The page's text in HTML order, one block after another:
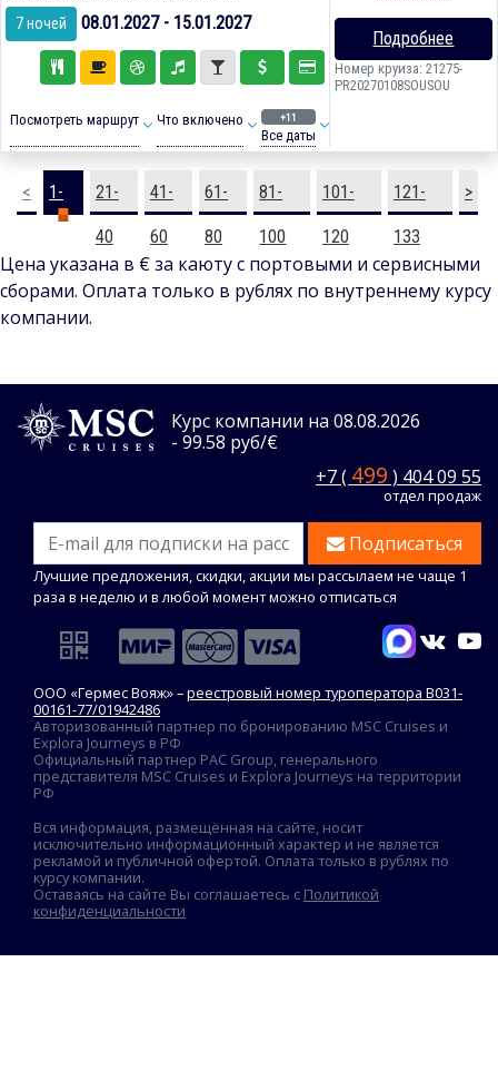
7 ночей 08.01.2027 - 15.01.2027
Посмотреть маршрут Что включено +11
Все даты
Подробнее
Номер круиза: 21275-
PR20270108SOUSOU
< 1- 21-
40
41-
60
61-
80
81-
100
101-
120
121-
133
>
Цена указана в € за каюту с портовыми и сервисными
сборами. Оплата только в рублях по внутреннему курсу
компании.
Курс компании на 08.08.2026
- 99.58 руб/€
+7 ( 499 ) 404 09 55
отдел продаж
Подписаться
Лучшие предложения, скидки, акции мы рассылаем не чаще 1
раза в неделю и в любой момент можно отписаться
ООО «Гермес Вояж» –реестровый номер туроператора В031-
00161-77/01942486
Авторизованный партнер по бронированию MSC Cruises и
Explora Journeys в РФ
Официальный партнер PAC Group, генерального
представителя MSC Cruises и Explora Journeys на территории
РФ
Вся информация, размещённая на сайте, носит
исключительно информационный характер и не является
рекламой и публичной офертой. Оплата только в рублях по
курсу компании.
Оставаясь на сайте Вы соглашаетесь с Политикой
конфиденциальности